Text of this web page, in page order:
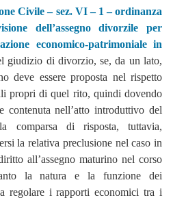
Civile – sez. VI – 1 – ordinanza
dell’assegno divorzile per
economico-patrimoniale in
giudizio di divorzio, se, da un lato,
deve essere proposta nel rispetto
propri di quel rito, quindi dovendo
contenuta nell’atto introduttivo del
comparsa di risposta, tuttavia,
la relativa preclusione nel caso in
all’assegno maturino nel corso
la natura e la funzione dei
regolare i rapporti economici tra i